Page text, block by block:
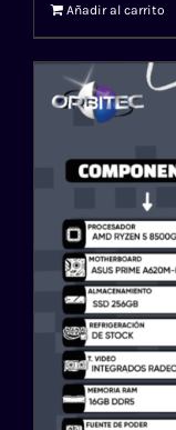
Añadir al carrito